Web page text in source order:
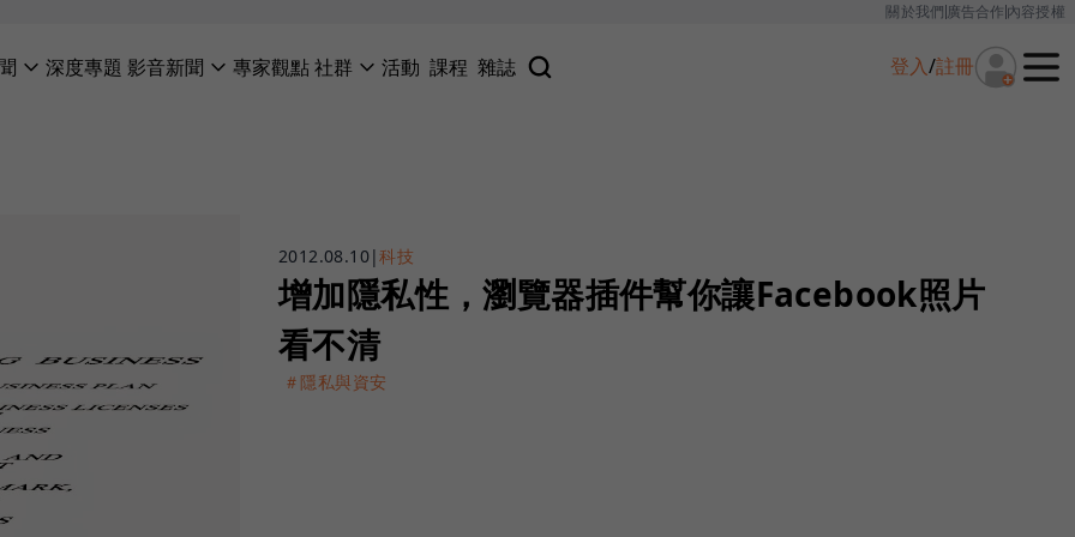
關於我們廣告合作內容授權
深度專題 影音新聞 專家觀點社群 活動 課程 雜誌 登入/註冊
2012.08.10|科技
增加隱私性，瀏覽器插件幫你讓Facebook照片
看不清
＃隱私與資安